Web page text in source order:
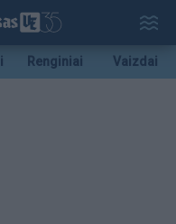
Renginiai Vaizdai